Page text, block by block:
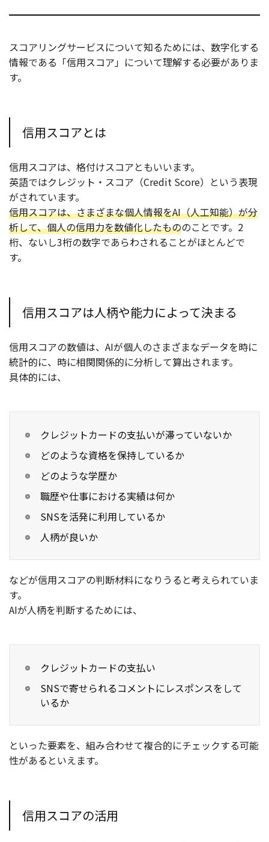
スコアリングサービスについて知るためには、数字化する
情報である「信用スコア」について理解する必要がありま
す。
信用スコアとは
信用スコアは、格付けスコアともいいます。
英語ではクレジット・スコア（Credit Score）という表現
がされています。
信用スコアは、さまざまな個人情報をAI（人工知能）が分
析して、個人の信用力を数値化したもののことです。2
桁、ないし3桁の数字であらわされることがほとんどで
す。
信用スコアは人柄や能力によって決まる
信用スコアの数値は、AIが個人のさまざまなデータを時に
統計的に、時に相関関係的に分析して算出されます。
具体的には、
クレジットカードの支払いが滞っていないか
どのような資格を保持しているか
どのような学歴か
職歴や仕事における実績は何か
SNSを活発に利用しているか
人柄が良いか
などが信用スコアの判断材料になりうると考えられていま
す。
AIが人柄を判断するためには、
クレジットカードの支払い
SNSで寄せられるコメントにレスポンスをして
いるか
といった要素を、組み合わせて複合的にチェックする可能
性があるといえます。
信用スコアの活用